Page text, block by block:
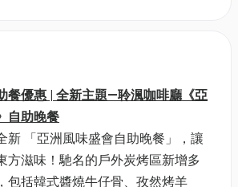
餐優惠 | 全新主題—聆渢咖啡廳《亞
自助晚餐
新 「亞洲風味盛會自助晚餐」，讓
方滋味！馳名的戶外炭烤區新增多
包括韓式醬燒牛仔骨、孜然烤羊